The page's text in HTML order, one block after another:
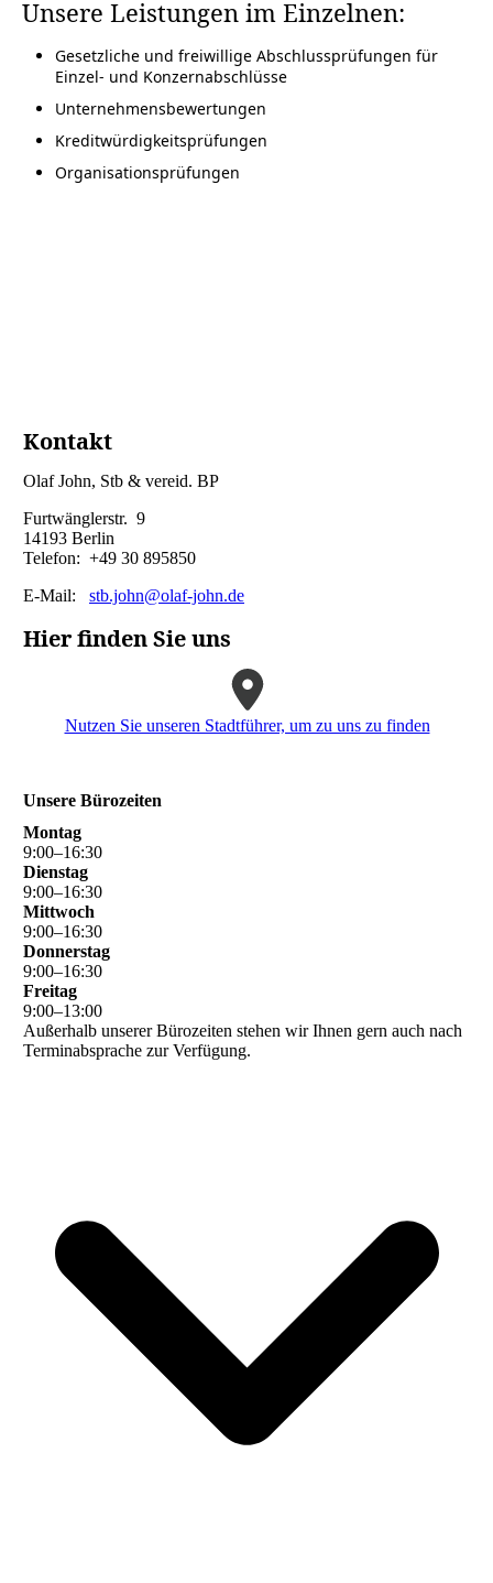
Unsere Leistungen im Einzelnen:
Gesetzliche und freiwillige Abschlussprüfungen für
Einzel- und Konzernabschlüsse
Unternehmensbewertungen
Kreditwürdigkeitsprüfungen
Organisationsprüfungen
Kontakt
Olaf John, Stb & vereid. BP
Furtwänglerstr. 9
14193 Berlin
Telefon: +49 30 895850
E-Mail: stb.john@olaf-john.de
Hier finden Sie uns
Nutzen Sie unseren Stadtführer, um zu uns zu finden
Unsere Bürozeiten
Montag
9:00–16:30
Dienstag
9:00–16:30
Mittwoch
9:00–16:30
Donnerstag
9:00–16:30
Freitag
9:00–13:00
Außerhalb unserer Bürozeiten stehen wir Ihnen gern auch nach
Terminabsprache zur Verfügung.